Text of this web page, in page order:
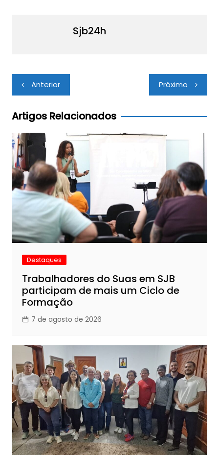
Sjb24h
Navegação
de
Post
Anterior Próximo
Artigos Relacionados
Destaques
Trabalhadores do Suas em SJB
participam de mais um Ciclo de
Formação
7 de agosto de 2026